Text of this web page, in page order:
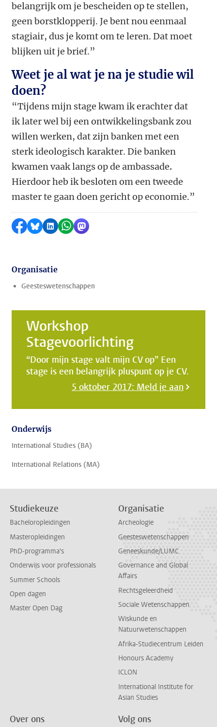
belangrijk om je bescheiden op te stellen,
geen borstklopperij. Je bent nou eenmaal
stagiair, dus je komt om te leren. Dat moet
blijken uit je brief.”
Weet je al wat je na je studie wil
doen?
“Tijdens mijn stage kwam ik erachter dat
ik later wel bij een ontwikkelingsbank zou
willen werken, dat zijn banken met een
sterk ideologisch karakter. Die banken
kwamen vaak langs op de ambassade.
Hierdoor heb ik besloten om een tweede
master te gaan doen gericht op economie.”
Delen op Facebook
Delen via Bluesky
Delen op LinkedIn
Delen via WhatsApp
Delen via Mastodon
Organisatie
Geesteswetenschappen
Workshop
Stagevoorlichting
“Door mijn stage valt mijn CV op” Een
stage is een belangrijk pluspunt op je CV.
5 oktober 2017: Meld je aan
Onderwijs
International Studies (BA)
International Relations (MA)
Studiekeuze
Bacheloropleidingen
Masteropleidingen
PhD-programma's
Onderwijs voor professionals
Summer Schools
Open dagen
Master Open Dag
Organisatie
Archeologie
Geesteswetenschappen
Geneeskunde/LUMC
Governance and Global
Affairs
Rechtsgeleerdheid
Sociale Wetenschappen
Wiskunde en
Natuurwetenschappen
Afrika-Studiecentrum Leiden
Honours Academy
ICLON
International Institute for
Asian Studies
Over ons Volg ons